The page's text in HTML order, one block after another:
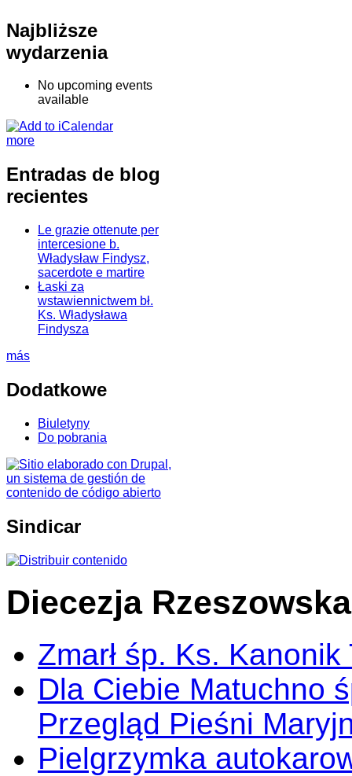
Najbliższe
wydarzenia
No upcoming events
available
more
Entradas de blog
recientes
Le grazie ottenute per
intercesione b.
Władysław Findysz,
sacerdote e martire
Łaski za
wstawiennictwem bł.
Ks. Władysława
Findysza
más
Dodatkowe
Biuletyny
Do pobrania
Sindicar
Diecezja Rzeszowska
Zmarł śp. Ks.
Dla Ciebie Matuchno
Przegląd Pieśni
Pielgrzymka